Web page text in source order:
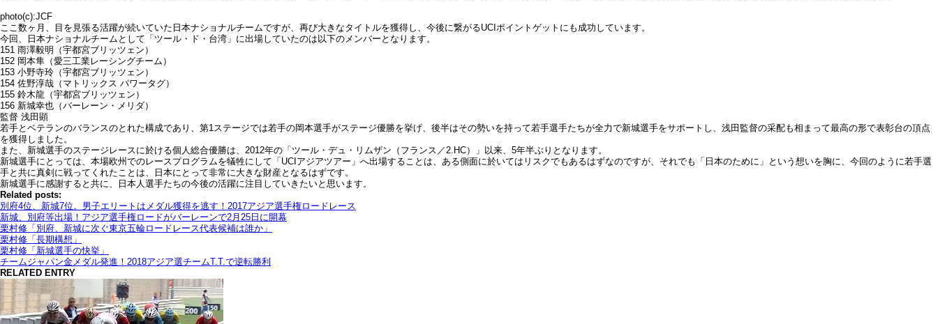
photo(c):JCF
ここ数ヶ月、目を見張る活躍が続いていた日本ナショナルチームですが、再び大きなタイトルを獲得し、今後に繋がるUCIポイントゲットにも成功しています。
今回、日本ナショナルチームとして「ツール・ド・台湾」に出場していたのは以下のメンバーとなります。
151 雨澤毅明（宇都宮ブリッツェン）
152 岡本隼（愛三工業レーシングチーム）
153 小野寺玲（宇都宮ブリッツェン）
154 佐野淳哉（マトリックス パワータグ）
155 鈴木龍（宇都宮ブリッツェン）
156 新城幸也（バーレーン・メリダ）
監督 浅田顕
若手とベテランのバランスのとれた構成であり、第1ステージでは若手の岡本選手がステージ優勝を挙げ、後半はその勢いを持って若手選手たちが全力で新城選手をサポートし、浅田監督の采配も相まって最高の形で表彰台の頂点
を獲得しました。
また、新城選手のステージレースに於ける個人総合優勝は、2012年の「ツール・デュ・リムザン（フランス／2.HC）」以来、5年半ぶりとなります。
新城選手にとっては、本場欧州でのレースプログラムを犠牲にして「UCIアジアツアー」へ出場することは、ある側面に於いてはリスクでもあるはずなのですが、それでも「日本のために」という想いを胸に、今回のように若手選
手と共に真剣に戦ってくれたことは、日本にとって非常に大きな財産となるはずです。
新城選手に感謝すると共に、日本人選手たちの今後の活躍に注目していきたいと思います。
Related posts:
別府4位、新城7位。男子エリートはメダル獲得を逃す！2017アジア選手権ロードレース
新城、別府等出場！アジア選手権ロードがバーレーンで2月25日に開幕
栗村修「別府、新城に次ぐ東京五輪ロードレース代表候補は誰か」
栗村修「長期構想」
栗村修「新城選手の快挙」
チームジャパン金メダル発進！2018アジア選チームT.T.で逆転勝利
RELATED ENTRY